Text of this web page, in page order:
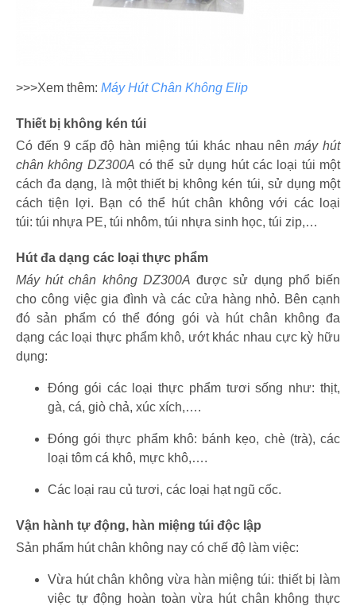
>>>Xem thêm: Máy Hút Chân Không Elip
Thiết bị không kén túi
Có đến 9 cấp độ hàn miệng túi khác nhau nênmáy hút
chân không DZ300A có thể sử dụng hút các loại túi một
cách đa dạng, là một thiết bị không kén túi, sử dụng một
cách tiện lợi. Bạn có thể hút chân không với các loại
túi: túi nhựa PE, túi nhôm, túi nhựa sinh học, túi zip,…
Hút đa dạng các loại thực phẩm
Máy hút chân không DZ300A được sử dụng phổ biến
cho công việc gia đình và các cửa hàng nhỏ. Bên cạnh
đó sản phẩm có thể đóng gói và hút chân không đa
dạng các loại thực phẩm khô, ướt khác nhau cực kỳ hữu
dụng:
Đóng gói các loại thực phẩm tươi sống như: thịt,
gà, cá, giò chả, xúc xích,….
Đóng gói thực phẩm khô: bánh kẹo, chè (trà), các
loại tôm cá khô, mực khô,….
Các loại rau củ tươi, các loại hạt ngũ cốc.
Vận hành tự động, hàn miệng túi độc lập
Sản phẩm hút chân không nay có chế độ làm việc:
Vừa hút chân không vừa hàn miệng túi: thiết bị làm
việc tự động hoàn toàn vừa hút chân không thực